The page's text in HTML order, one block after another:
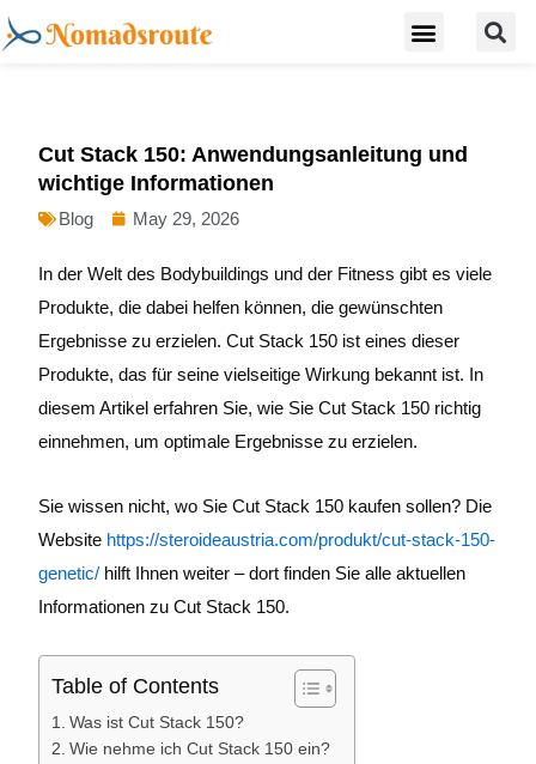
Skip
to
Menu
Cut Stack 150: Anwendungsanleitung und
wichtige Informationen
Blog May 29, 2026
In der Welt des Bodybuildings und der Fitness gibt es viele
Produkte, die dabei helfen können, die gewünschten
Ergebnisse zu erzielen. Cut Stack 150 ist eines dieser
Produkte, das für seine vielseitige Wirkung bekannt ist. In
diesem Artikel erfahren Sie, wie Sie Cut Stack 150 richtig
einnehmen, um optimale Ergebnisse zu erzielen.
Sie wissen nicht, wo Sie Cut Stack 150 kaufen sollen? Die
Website https://steroideaustria.com/produkt/cut-stack-150-
genetic/ hilft Ihnen weiter – dort finden Sie alle aktuellen
Informationen zu Cut Stack 150.
Table of Contents
Was ist Cut Stack 150?
Wie nehme ich Cut Stack 150 ein?